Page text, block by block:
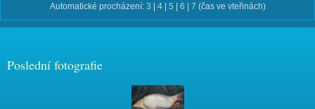
Automatické procházení: 3 | 4| 5 | 6 | 7 (čas ve vteřinách)
Poslední fotografie